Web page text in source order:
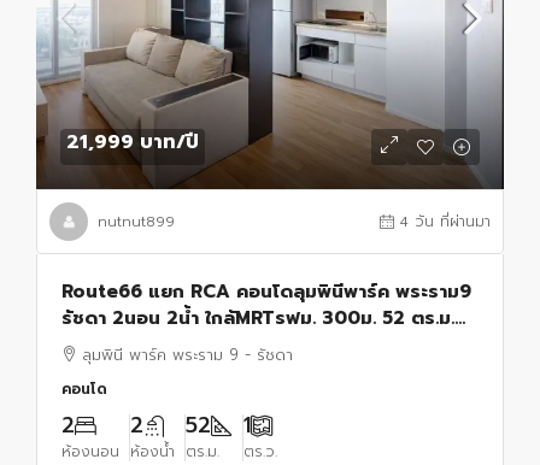
21,999 บาท/ปี
nutnut899 4 วัน ที่ผ่านมา
Route66 แยก RCA คอนโดลุมพินีพาร์ค พระราม9
รัชดา 2นอน 2น้ำ ใกล้MRTรฟม. 300ม. 52 ตร.ม.
อาคาร A ชั้น 20 วิวทิศตะวันออก เฟอร์ฯ รพ.ปิยะ
เวท 500 ม.
ลุมพินี พาร์ค พระราม 9 - รัชดา
คอนโด
2
ห้องนอน
2
ห้องน้ำ
52
ตร.ม.
1
ตร.ว.